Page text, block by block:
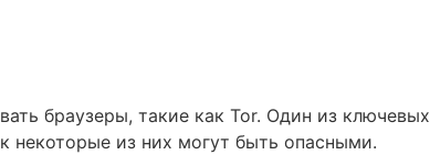
браузеры, такие как Tor. Один из ключевых
некоторые из них могут быть опасными.